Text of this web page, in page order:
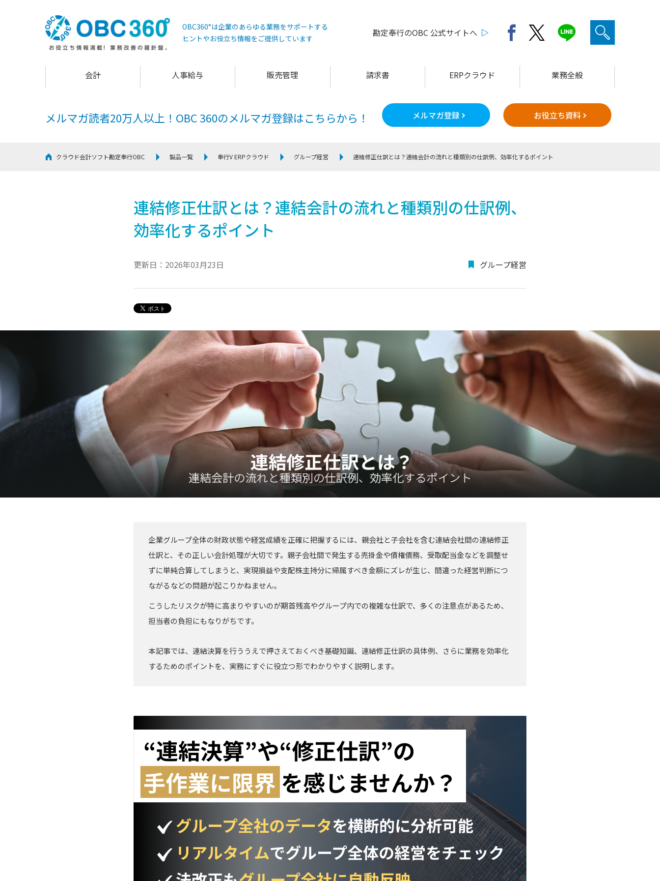
OBC360°は企業のあらゆる業務をサポートする
ヒントやお役立ち情報をご提供しています
勘定奉行のOBC 公式サイトへ
会計 人事給与 販売管理 請求書 ERPクラウド 業務全般
メルマガ読者20万人以上！ OBC 360のメルマガ登録はこちらから！ メルマガ登録 お役立ち資料
クラウド会計ソフト勘定奉行OBC 製品一覧 奉行V ERPクラウド グループ経営 連結修正仕訳とは？連結会計の流れと種類別の仕訳例、効率化するポイント
連結修正仕訳とは？連結会計の流れと種類別の仕訳例、
効率化するポイント
更新日：2026年03月23日 グループ経営
企業グループ全体の財政状態や経営成績を正確に把握するには、親会社と子会社を含む連結会社間の連結修正
仕訳と、その正しい会計処理が大切です。親子会社間で発生する売掛金や債権債務、受取配当金などを調整せ
ずに単純合算してしまうと、実現損益や支配株主持分に帰属すべき金額にズレが生じ、間違った経営判断につ
ながるなどの問題が起こりかねません。
こうしたリスクが特に高まりやすいのが期首残高やグループ内での複雑な仕訳で、多くの注意点があるため、
担当者の負担にもなりがちです。
本記事では、連結決算を行ううえで押さえておくべき基礎知識、連結修正仕訳の具体例、さらに業務を効率化
するためのポイントを、実務にすぐに役立つ形でわかりやすく説明します。